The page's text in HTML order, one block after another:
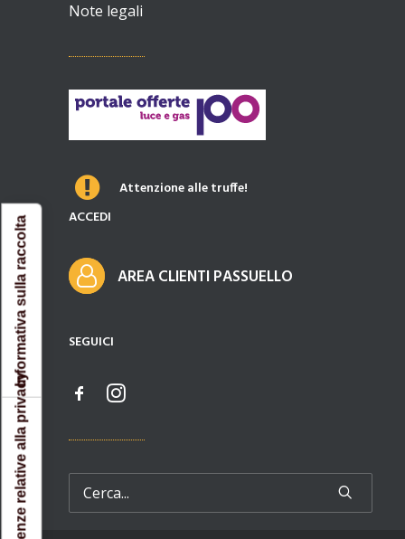
Note legali
Attenzione alle truffe!
ACCEDI
AREA CLIENTI PASSUELLO
SEGUICI
Informativa sulla raccolta